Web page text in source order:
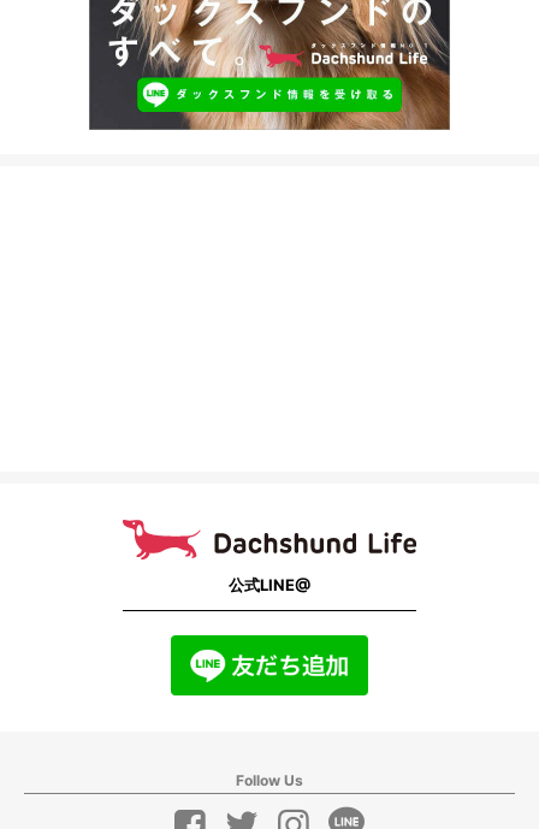
公式LINE@
Follow Us